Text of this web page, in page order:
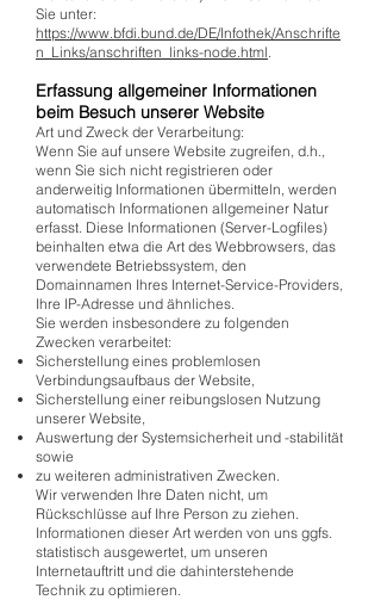
Sie unter:
https://www.bfdi.bund.de/DE/Infothek/Anschrifte
n_Links/anschriften_links-node.html.
Erfassung allgemeiner Informationen
beim Besuch unserer Website
Art und Zweck der Verarbeitung:
Wenn Sie auf unsere Website zugreifen, d.h.,
wenn Sie sich nicht registrieren oder
anderweitig Informationen übermitteln, werden
automatisch Informationen allgemeiner Natur
erfasst. Diese Informationen (Server-Logfiles)
beinhalten etwa die Art des Webbrowsers, das
verwendete Betriebssystem, den
Domainnamen Ihres Internet-Service-Providers,
Ihre IP-Adresse und ähnliches.
Sie werden insbesondere zu folgenden
Zwecken verarbeitet:
Sicherstellung eines problemlosen
Verbindungsaufbaus der Website,
Sicherstellung einer reibungslosen Nutzung
unserer Website,
Auswertung der Systemsicherheit und -stabilität
sowie
zu weiteren administrativen Zwecken.
Wir verwenden Ihre Daten nicht, um
Rückschlüsse auf Ihre Person zu ziehen.
Informationen dieser Art werden von uns ggfs.
statistisch ausgewertet, um unseren
Internetauftritt und die dahinterstehende
Technik zu optimieren.